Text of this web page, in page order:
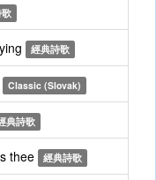
經典詩歌
Classic (Slovak)
典詩歌
thee 經典詩歌